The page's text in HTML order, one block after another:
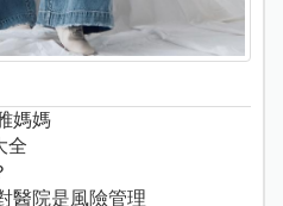
媽媽
全
醫院是風險管理